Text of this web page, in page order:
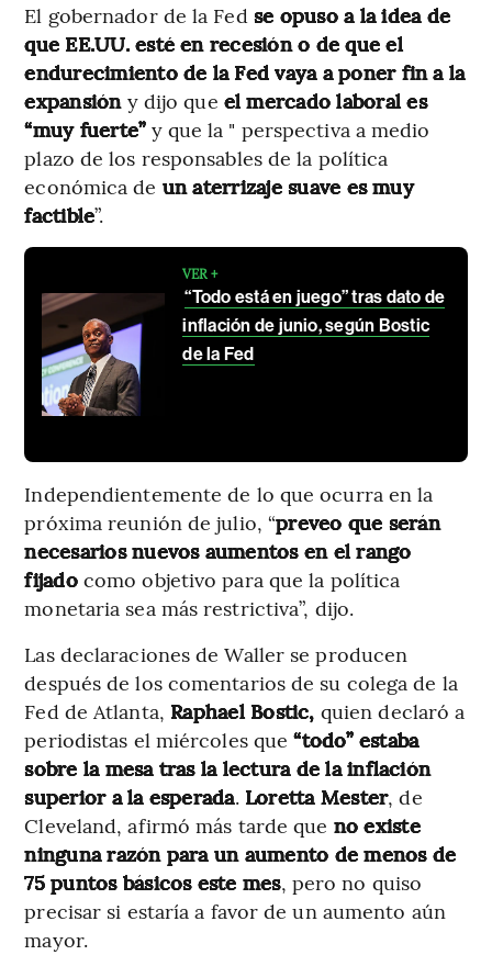
El gobernador de la Fedse opuso a la idea de
que EE.UU. esté en recesión o de que el
endurecimiento de la Fed vaya a poner fin a la
expansióny dijo que el mercado laboral es
“muy fuerte” y que la " perspectiva a medio
plazo de los responsables de la política
económica de un aterrizaje suave es muy
factible”.
VER +
“Todo está en juego” tras dato de
inflación de junio, según Bostic
de la Fed
Independientemente de lo que ocurra en la
próxima reunión de julio, “preveo que serán
necesarios nuevos aumentos en el rango
fijadocomo objetivo para que la política
monetaria sea más restrictiva”, dijo.
Las declaraciones de Waller se producen
después de los comentarios de su colega de la
Fed de Atlanta, Raphael Bostic, quien declaró a
periodistas el miércoles que“todo” estaba
sobre la mesa tras la lectura de la inflación
superior a la esperada. Loretta Mester, de
Cleveland, afirmó más tarde que no existe
ninguna razón para un aumento de menos de
75 puntos básicos este mes, pero no quiso
precisar si estaría a favor de un aumento aún
mayor.